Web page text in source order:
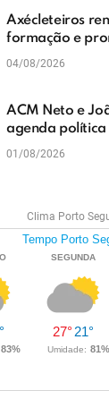
Axécleteiros
formação e
do Extremo Sul
04/08/2026
ACM Neto e
agenda política
e reforçam
01/08/2026
Clima Porto